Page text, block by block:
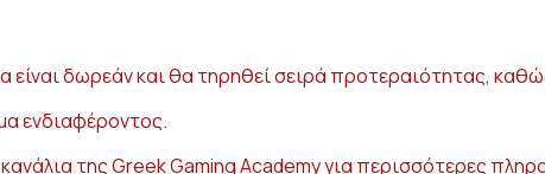
δωρεάν και θα τηρηθεί σειρά προτεραιότητας,
ενδιαφέροντος.
της Greek Gaming Academy για περισσότερες